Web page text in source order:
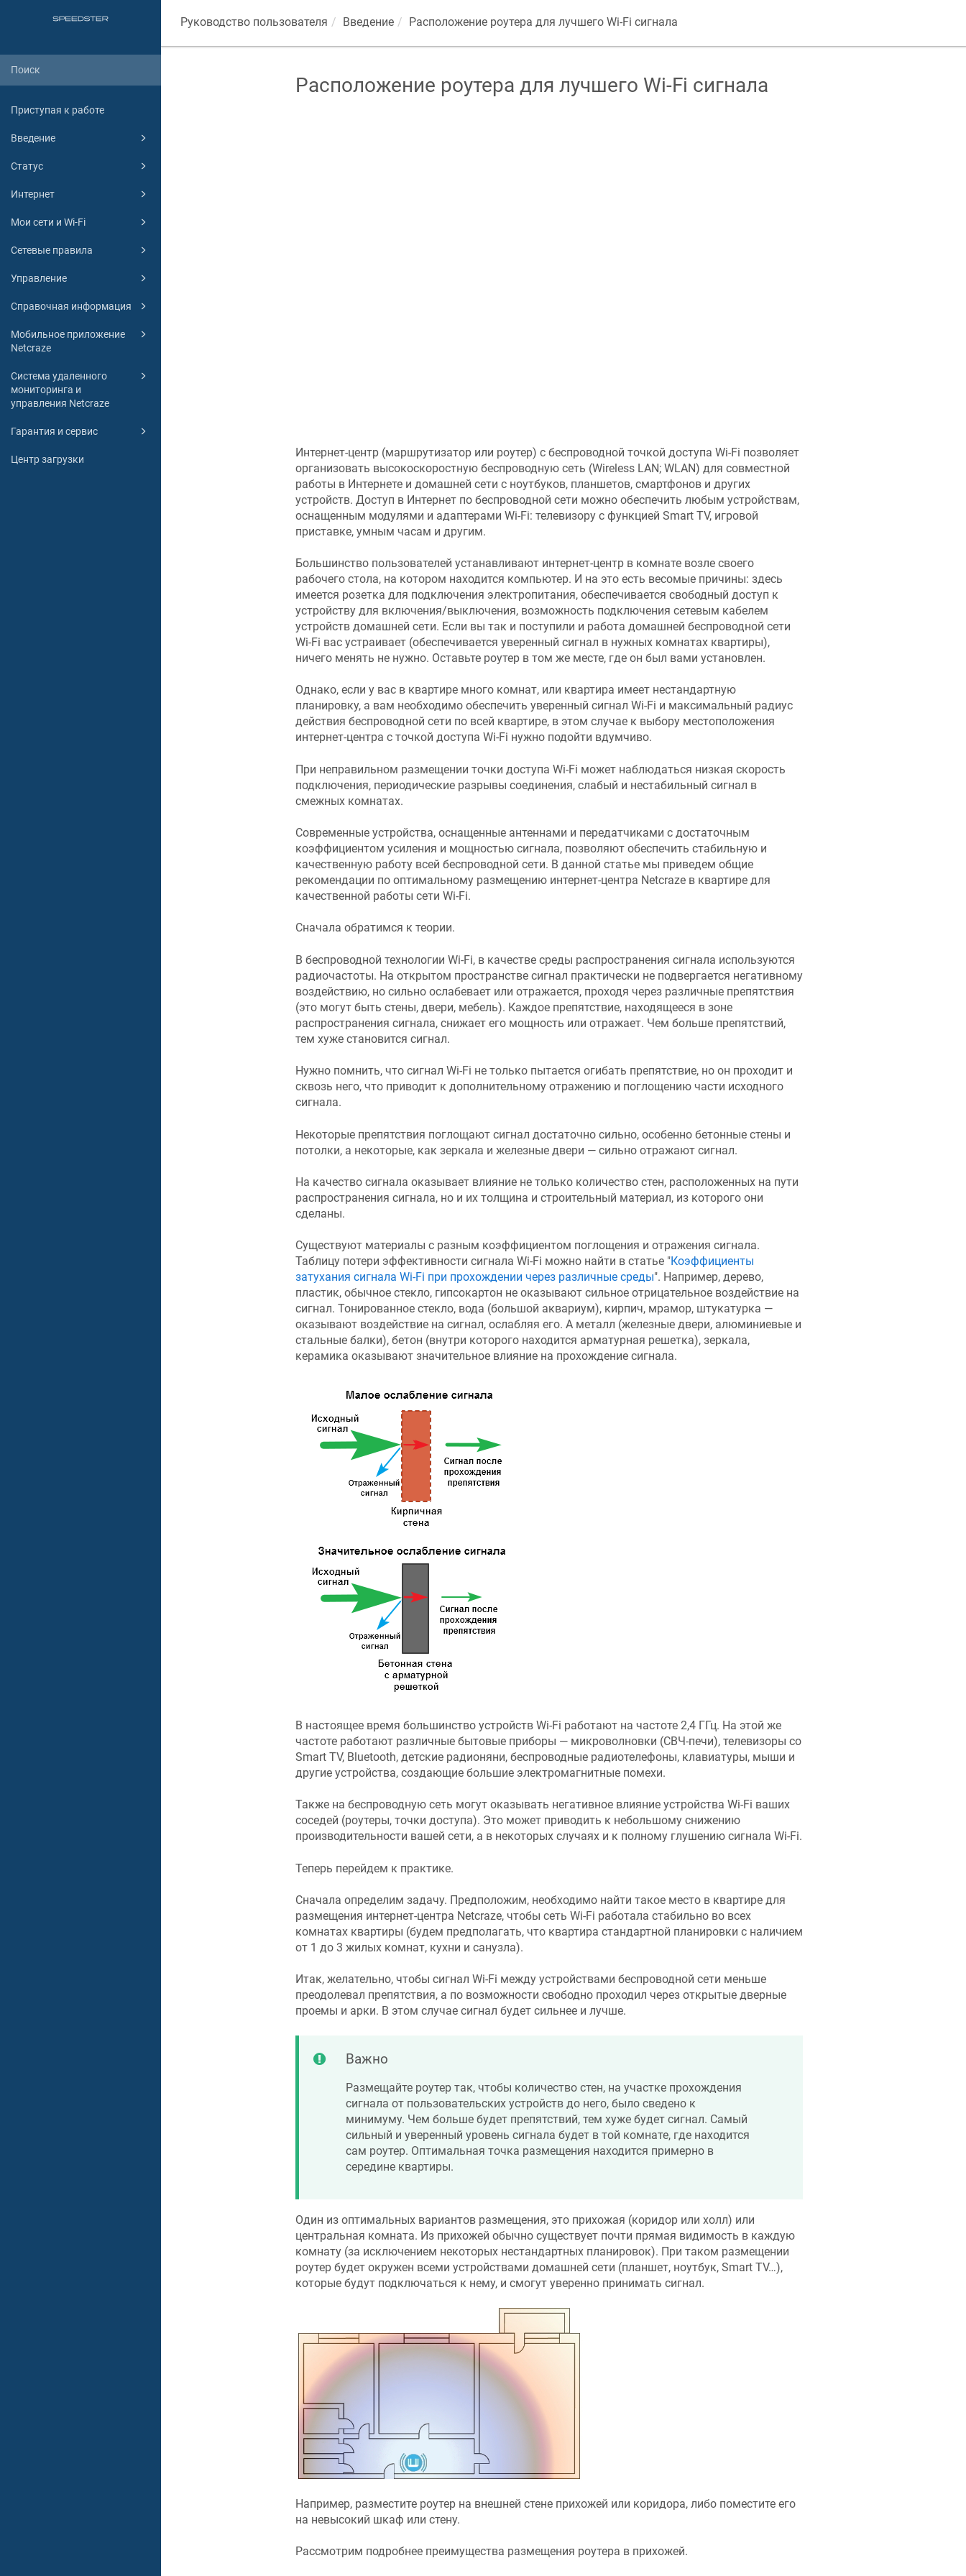
Приступая к работе
Введение
Статус
Интернет
Мои сети и Wi-Fi
Сетевые правила
Управление
Справочная информация
Мобильное приложение
Netcraze
Система удаленного
мониторинга и
управления Netcraze
Гарантия и сервис
Центр загрузки
Руководство пользователя Введение Расположение роутера для лучшего Wi-Fi сигнала
Расположение роутера для лучшего Wi-Fi сигнала
Интернет-центр (маршрутизатор или роутер) с беспроводной точкой доступа Wi-Fi позволяет
организовать высокоскоростную беспроводную сеть (Wireless LAN; WLAN) для совместной
работы в Интернете и домашней сети с ноутбуков, планшетов, смартфонов и других
устройств. Доступ в Интернет по беспроводной сети можно обеспечить любым устройствам,
оснащенным модулями и адаптерами Wi-Fi: телевизору с функцией Smart TV, игровой
приставке, умным часам и другим.
Большинство пользователей устанавливают интернет-центр в комнате возле своего
рабочего стола, на котором находится компьютер. И на это есть весомые причины: здесь
имеется розетка для подключения электропитания, обеспечивается свободный доступ к
устройству для включения/выключения, возможность подключения сетевым кабелем
устройств домашней сети. Если вы так и поступили и работа домашней беспроводной сети
Wi-Fi вас устраивает (обеспечивается уверенный сигнал в нужных комнатах квартиры),
ничего менять не нужно. Оставьте роутер в том же месте, где он был вами установлен.
Однако, если у вас в квартире много комнат, или квартира имеет нестандартную
планировку, а вам необходимо обеспечить уверенный сигнал Wi-Fi и максимальный радиус
действия беспроводной сети по всей квартире, в этом случае к выбору местоположения
интернет-центра с точкой доступа Wi-Fi нужно подойти вдумчиво.
При неправильном размещении точки доступа Wi-Fi может наблюдаться низкая скорость
подключения, периодические разрывы соединения, слабый и нестабильный сигнал в
смежных комнатах.
Современные устройства, оснащенные антеннами и передатчиками с достаточным
коэффициентом усиления и мощностью сигнала, позволяют обеспечить стабильную и
качественную работу всей беспроводной сети. В данной статье мы приведем общие
рекомендации по оптимальному размещению интернет-центра Netcrazeв квартире для
качественной работы сети Wi-Fi.
Сначала обратимся к теории.
В беспроводной технологии Wi-Fi, в качестве среды распространения сигнала используются
радиочастоты. На открытом пространстве сигнал практически не подвергается негативному
воздействию, но сильно ослабевает или отражается, проходя через различные препятствия
(это могут быть стены, двери, мебель). Каждое препятствие, находящееся в зоне
распространения сигнала, снижает его мощность или отражает. Чем больше препятствий,
тем хуже становится сигнал.
Нужно помнить, что сигнал Wi-Fi не только пытается огибать препятствие, но он проходит и
сквозь него, что приводит к дополнительному отражению и поглощению части исходного
сигнала.
Некоторые препятствия поглощают сигнал достаточно сильно, особенно бетонные стены и
потолки, а некоторые, как зеркала и железные двери — сильно отражают сигнал.
На качество сигнала оказывает влияние не только количество стен, расположенных на пути
распространения сигнала, но и их толщина и строительный материал, из которого они
сделаны.
Существуют материалы с разным коэффициентом поглощения и отражения сигнала.
Таблицу потери эффективности сигнала Wi-Fi можно найти в статье "Коэффициенты
затухания сигнала Wi-Fi при прохождении через различные среды". Например, дерево,
пластик, обычное стекло, гипсокартон не оказывают сильное отрицательное воздействие на
сигнал. Тонированное стекло, вода (большой аквариум), кирпич, мрамор, штукатурка —
оказывают воздействие на сигнал, ослабляя его. А металл (железные двери, алюминиевые и
стальные балки), бетон (внутри которого находится арматурная решетка), зеркала,
керамика оказывают значительное влияние на прохождение сигнала.
В настоящее время большинство устройств Wi-Fi работают на частоте 2,4 ГГц. На этой же
частоте работают различные бытовые приборы — микроволновки (СВЧ-печи), телевизоры со
Smart TV, Bluetooth, детские радионяни, беспроводные радиотелефоны, клавиатуры, мыши и
другие устройства, создающие большие электромагнитные помехи.
Также на беспроводную сеть могут оказывать негативное влияние устройства Wi-Fi ваших
соседей (роутеры, точки доступа). Это может приводить к небольшому снижению
производительности вашей сети, а в некоторых случаях и к полному глушению сигнала Wi-Fi.
Теперь перейдем к практике.
Сначала определим задачу. Предположим, необходимо найти такое место в квартире для
размещения интернет-центра Netcraze, чтобы сеть Wi-Fi работала стабильно во всех
комнатах квартиры (будем предполагать, что квартира стандартной планировки с наличием
от 1 до 3 жилых комнат, кухни и санузла).
Итак, желательно, чтобы сигнал Wi-Fi между устройствами беспроводной сети меньше
преодолевал препятствия, а по возможности свободно проходил через открытые дверные
проемы и арки. В этом случае сигнал будет сильнее и лучше.
Важно
Размещайте роутер так, чтобы количество стен, на участке прохождения
сигнала от пользовательских устройств до него, было сведено к
минимуму. Чем больше будет препятствий, тем хуже будет сигнал. Самый
сильный и уверенный уровень сигнала будет в той комнате, где находится
сам роутер. Оптимальная точка размещения находится примерно в
середине квартиры.
Один из оптимальных вариантов размещения, это прихожая (коридор или холл) или
центральная комната. Из прихожей обычно существует почти прямая видимость в каждую
комнату (за исключением некоторых нестандартных планировок). При таком размещении
роутер будет окружен всеми устройствами домашней сети (планшет, ноутбук, Smart TV…),
которые будут подключаться к нему, и смогут уверенно принимать сигнал.
Например, разместите роутер на внешней стене прихожей или коридора, либо поместите его
на невысокий шкаф или стену.
Рассмотрим подробнее преимущества размещения роутера в прихожей.